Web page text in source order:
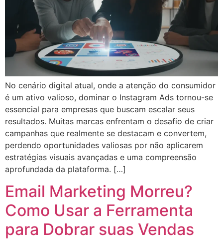
No cenário digital atual, onde a atenção do consumidor
é um ativo valioso, dominar o Instagram Ads tornou-se
essencial para empresas que buscam escalar seus
resultados. Muitas marcas enfrentam o desafio de criar
campanhas que realmente se destacam e convertem,
perdendo oportunidades valiosas por não aplicarem
estratégias visuais avançadas e uma compreensão
aprofundada da plataforma. […]
Email Marketing Morreu?
Como Usar a Ferramenta
para Dobrar suas Vendas